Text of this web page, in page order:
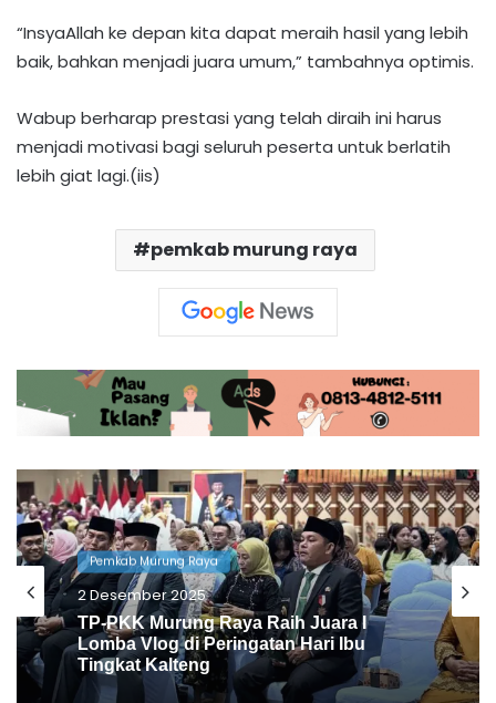
“InsyaAllah ke depan kita dapat meraih hasil yang lebih
baik, bahkan menjadi juara umum,” tambahnya optimis.
​Wabup berharap prestasi yang telah diraih ini harus
menjadi motivasi bagi seluruh peserta untuk berlatih
lebih giat lagi.(iis)
pemkab murung raya
Pemkab Murung Raya
2 Desember 2025
Natal Oikumene, Heriyus: Tanamkan
Kasih dan Jaga Kesatuan